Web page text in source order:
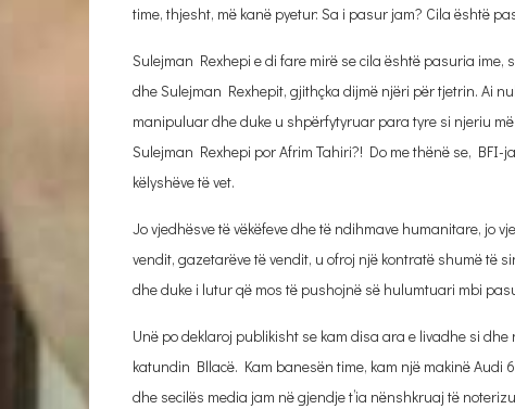
time, thjesht, më kanë pyetur: Sa i pasur jam? Cila është
Sulejman Rexhepi e di fare mirë se cila është pasuria ime,
dhe Sulejman Rexhepit, gjithçka dijmë njëri për tjetrin. Ai
manipuluar dhe duke u shpërfytyruar para tyre si njeriu
Sulejman Rexhepi por Afrim Tahiri?! Do me thënë se,
këlyshëve të vet.
Jo vjedhësve të vëkëfeve dhe të ndihmave humanitare, jo
vendit, gazetarëve të vendit, u ofroj një kontratë shumë të
dhe duke i lutur që mos të pushojnë së hulumtuari mbi
Unë po deklaroj publikisht se kam disa ara e livadhe si
katundin Bllacë. Kam banesën time, kam një makinë Audi
dhe secilës media jam në gjendje t’ia nënshkruaj të